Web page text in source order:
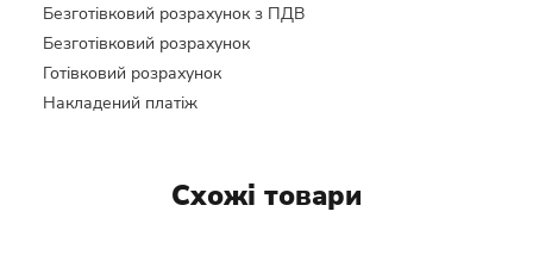
Безготівковий розрахунок з ПДВ
Безготівковий розрахунок
Готівковий розрахунок
Накладений платіж
Схожі товари